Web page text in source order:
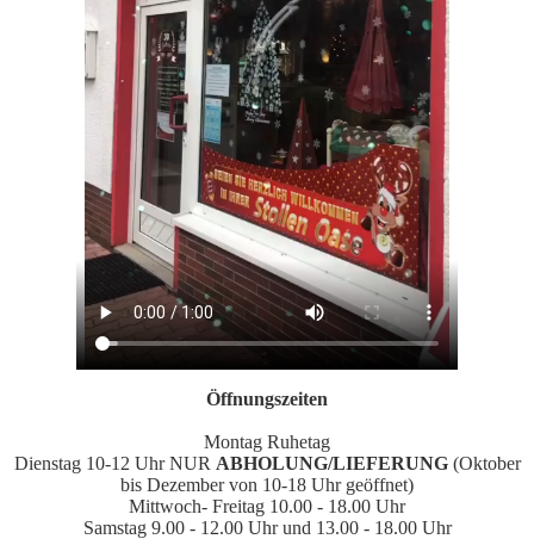
Öffnungszeiten
Montag Ruhetag
Dienstag 10-12 Uhr NUR ABHOLUNG/LIEFERUNG(Oktober
bis Dezember von 10-18 Uhr geöffnet)
Mittwoch- Freitag 10.00 - 18.00 Uhr
Samstag 9.00 - 12.00 Uhr und 13.00 - 18.00 Uhr